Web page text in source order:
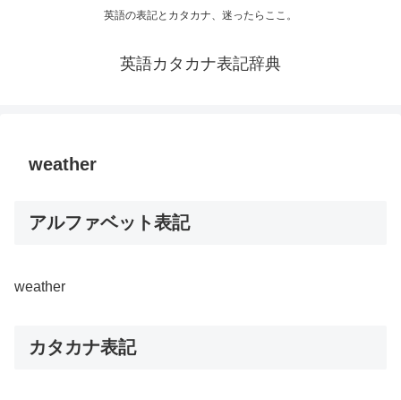
英語の表記とカタカナ、迷ったらここ。
英語カタカナ表記辞典
weather
アルファベット表記
weather
カタカナ表記